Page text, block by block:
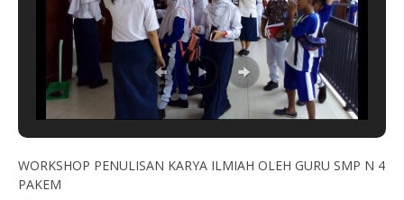
WORKSHOP PENULISAN KARYA ILMIAH OLEH GURU SMP N 4
PAKEM